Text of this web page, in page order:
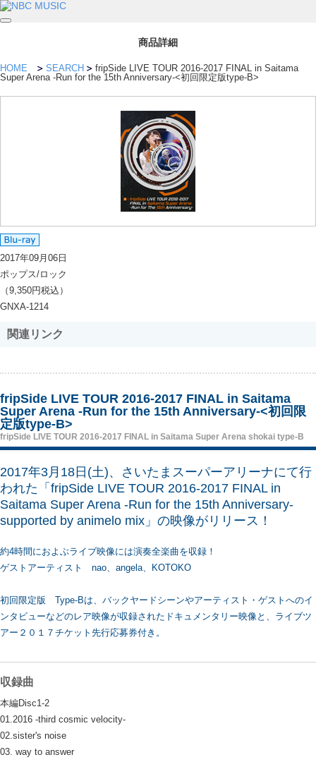
商品詳細
HOME SEARCH
fripSide LIVE TOUR 2016-2017 FINAL in Saitama
Super Arena -Run for the 15th Anniversary-<初回限定版type-B>
2017年09月06日
ポップス/ロック
（9,350円税込）
GNXA-1214
関連リンク
fripSide LIVE TOUR 2016-2017 FINAL in Saitama
Super Arena -Run for the 15th Anniversary-<初回限
定版type-B>
fripSide LIVE TOUR 2016-2017 FINAL in Saitama Super Arena shokai type-B
2017年3月18日(土)、さいたまスーパーアリーナにて行
われた「fripSide LIVE TOUR 2016-2017 FINAL in
Saitama Super Arena -Run for the 15th Anniversary-
supported by animelo mix」の映像がリリース！
約4時間におよぶライブ映像には演奏全楽曲を収録！
ゲストアーティスト nao、angela、KOTOKO
初回限定版 Type-Bは、バックヤードシーンやアーティスト・ゲストへのイ
ンタビューなどのレア映像が収録されたドキュメンタリー映像と、ライブツ
アー２０１７チケット先行応募券付き。
収録曲
本編Disc1-2
01.2016 -third cosmic velocity-
02.sister's noise
03. way to answer